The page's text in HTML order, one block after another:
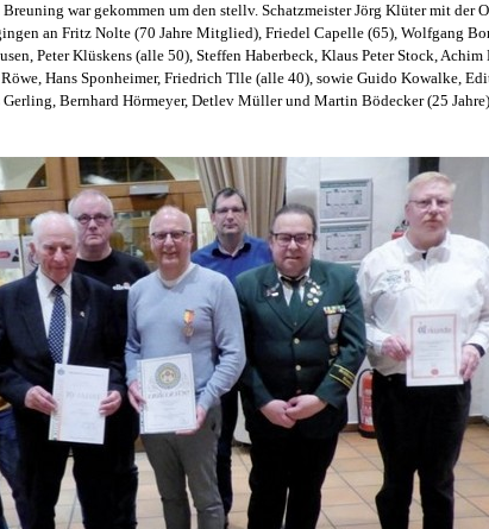
Breuning war gekommen um den stellv. Schatzmeister Jörg Klüter mit der
an Fritz Nolte (70 Jahre Mitglied), Friedel Capelle (65), Wolfgang
Peter Klüskens (alle 50), Steffen Haberbeck, Klaus Peter Stock, Achim
Hans Sponheimer, Friedrich Tlle (alle 40), sowie Guido Kowalke,
Bernhard Hörmeyer, Detlev Müller und Martin Bödecker (25